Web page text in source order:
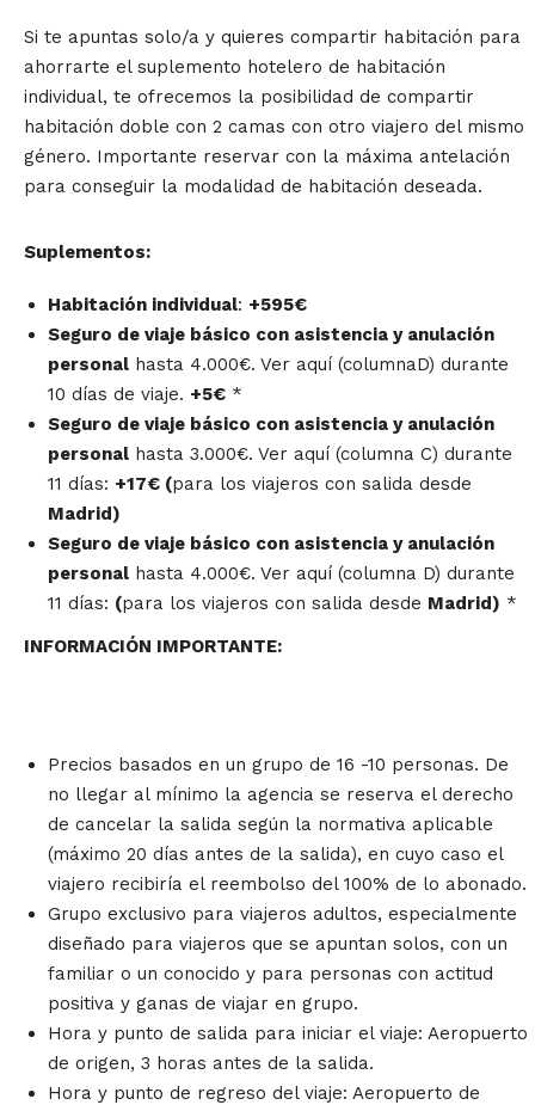
Si te apuntas solo/a y quieres compartir habitación para
ahorrarte el suplemento hotelero de habitación
individual, te ofrecemos la posibilidad de compartir
habitación doble con 2 camas con otro viajero del mismo
género. Importante reservar con la máxima antelación
para conseguir la modalidad de habitación deseada.
Suplementos:
Habitación individual: +595€
Seguro de viaje básico con asistencia y anulación
personal hasta 4.000€. Ver aquí (columnaD) durante
10 días de viaje. +5€ *
Seguro de viaje básico con asistencia y anulación
personal hasta 3.000€. Ver aquí (columna C) durante
11 días: +17€ (para los viajeros con salida desde
Madrid)
Seguro de viaje básico con asistencia y anulación
personal hasta 4.000€. Ver aquí (columna D) durante
11 días: (para los viajeros con salida desde Madrid) *
INFORMACIÓN IMPORTANTE:
Precios basados en un grupo de 16 -10 personas. De
no llegar al mínimo la agencia se reserva el derecho
de cancelar la salida según la normativa aplicable
(máximo 20 días antes de la salida), en cuyo caso el
viajero recibiría el reembolso del 100% de lo abonado.
Grupo exclusivo para viajeros adultos, especialmente
diseñado para viajeros que se apuntan solos, con un
familiar o un conocido y para personas con actitud
positiva y ganas de viajar en grupo.
Hora y punto de salida para iniciar el viaje: Aeropuerto
de origen, 3 horas antes de la salida.
Hora y punto de regreso del viaje: Aeropuerto de